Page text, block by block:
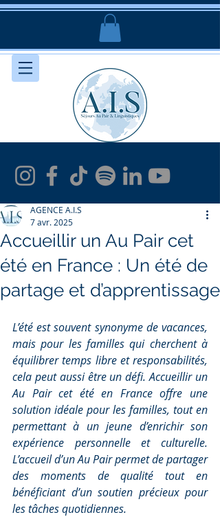
Accueillir un Au Pair cet
été en France : Un été de
partage et d’apprentissage
AGENCE A.I.S
7 avr. 2025
L’été est souvent synonyme de vacances,
mais pour les familles qui cherchent à
équilibrer temps libre et responsabilités,
cela peut aussi être un défi. Accueillir un
Au Pair cet été en France offre une
solution idéale pour les familles, tout en
permettant à un jeune d’enrichir son
expérience personnelle et culturelle.
L’accueil d’un Au Pair permet de partager
des moments de qualité tout en
bénéficiant d’un soutien précieux pour
les tâches quotidiennes.